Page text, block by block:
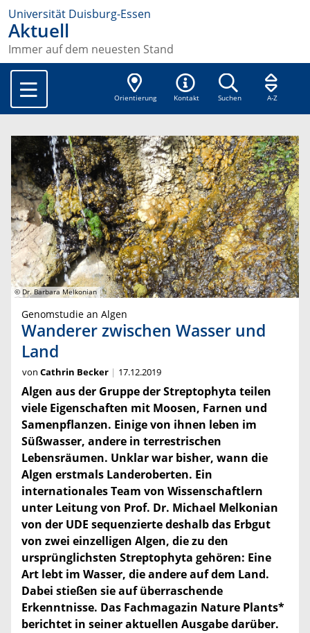
Universität Duisburg-Essen
Aktuell
Immer auf dem neuesten Stand
Orientierung Kontakt Suchen A-Z
© Dr. Barbara Melkonian
Genomstudie an Algen
Wanderer zwischen Wasser und
Land
von Cathrin Becker 17.12.2019
Algen aus der Gruppe der Streptophyta teilen
viele Eigenschaften mit Moosen, Farnen und
Samenpflanzen. Einige von ihnen leben im
Süßwasser, andere in terrestrischen
Lebensräumen. Unklar war bisher, wann die
Algen erstmals Landeroberten. Ein
internationales Team von Wissenschaftlern
unter Leitung von Prof. Dr. Michael Melkonian
von der UDE sequenzierte deshalb das Erbgut
von zwei einzelligen Algen, die zu den
ursprünglichsten Streptophyta gehören: Eine
Art lebt im Wasser, die andere auf dem Land.
Dabei stießen sie auf überraschende
Erkenntnisse. Das Fachmagazin Nature Plants*
berichtet in seiner aktuellen Ausgabe darüber.